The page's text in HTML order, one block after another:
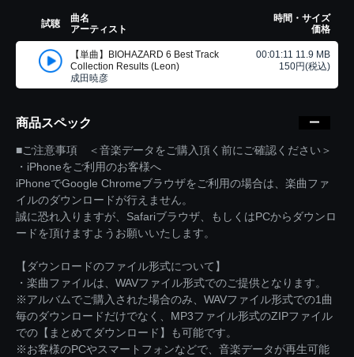
試聴
曲名
アーティスト
時間・サイズ
価格
【単曲】BIOHAZARD 6 Best Track
Collection Results (Leon)
成田暁彦
00:01:11 11.9 MB
150円(税込)
商品スペック
■ご注意事項 ＜音楽データをご購入頂く前にご確認ください＞
・iPhoneをご利用のお客様へ
iPhoneでGoogle Chromeブラウザをご利用の場合は、楽曲ファ
イルのダウンロードが行えません。
誠に恐れ入りますが、Safariブラウザ、もしくはPCからダウンロ
ードを頂けますようお願いいたします。
【ダウンロードのファイル形式について】
・楽曲ファイルは、WAVファイル形式でのご提供となります。
※アルバムでご購入された場合のみ、WAVファイル形式での1曲
毎のダウンロードだけでなく、MP3ファイル形式のZIPファイル
での【まとめてダウンロード】も可能です。
※お客様のPCやスマートフォンなどで、音楽データが再生可能